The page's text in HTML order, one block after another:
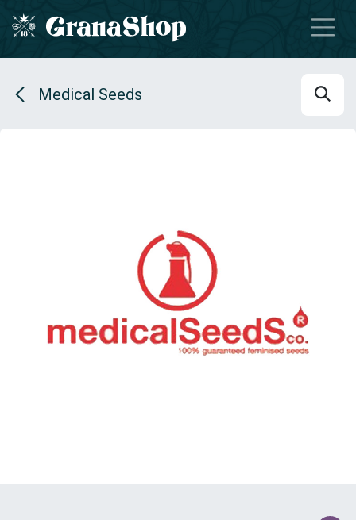
Se rendre au contenu
Medical Seeds